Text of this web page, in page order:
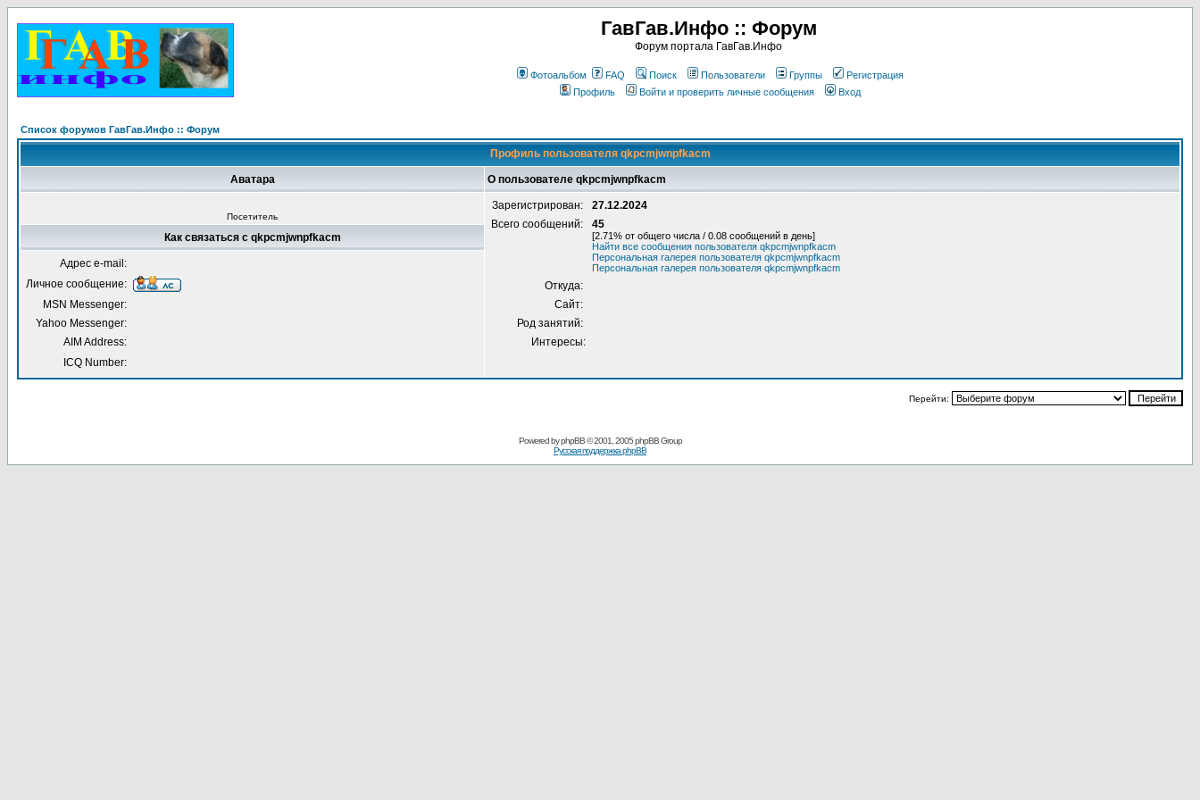
ГавГав.Инфо :: Форум
Форум портала ГавГав.Инфо
Фотоальбом FAQ Поиск Пользователи Группы
Регистрация
Профиль
Войти и проверить личные сообщения Вход
Список форумов ГавГав.Инфо :: Форум
Профиль пользователя qkpcmjwnpfkacm
Аватара О пользователе qkpcmjwnpfkacm
Посетитель
Зарегистрирован:
27.12.2024
Всего сообщений:
45
[2.71% от общего числа / 0.08 сообщений в день]
Найти все сообщения пользователя qkpcmjwnpfkacm
Персональная галерея пользователя qkpcmjwnpfkacm
Персональная галерея пользователя qkpcmjwnpfkacm
Откуда:
Сайт:
Род занятий:
Интересы:
Как связаться с qkpcmjwnpfkacm
Адрес e-mail:
Личное сообщение:
MSN Messenger:
Yahoo Messenger:
AIM Address:
ICQ Number:
Перейти:
Powered byphpBB© 2001, 2005 phpBB Group
Русская поддержка phpBB